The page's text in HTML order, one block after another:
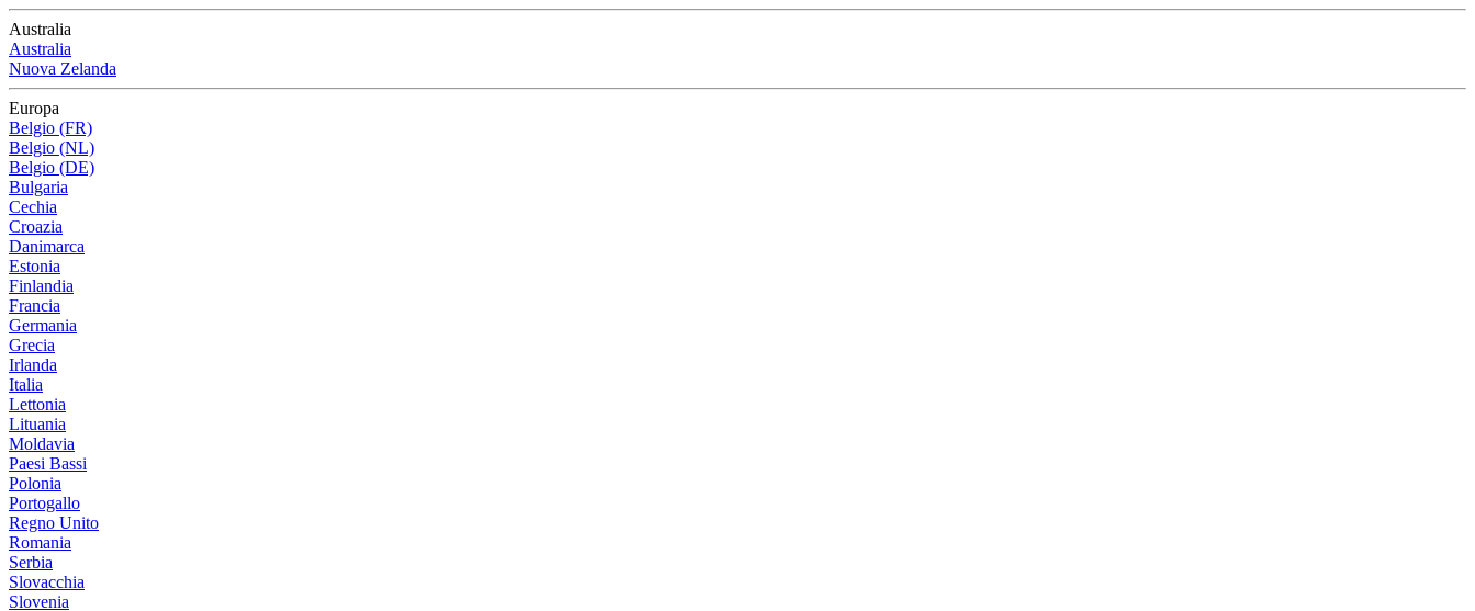
Australia
Australia
Nuova Zelanda
Europa
Belgio (FR)
Belgio (NL)
Belgio (DE)
Bulgaria
Cechia
Croazia
Danimarca
Estonia
Finlandia
Francia
Germania
Grecia
Irlanda
Italia
Lettonia
Lituania
Moldavia
Paesi Bassi
Polonia
Portogallo
Regno Unito
Romania
Serbia
Slovacchia
Slovenia